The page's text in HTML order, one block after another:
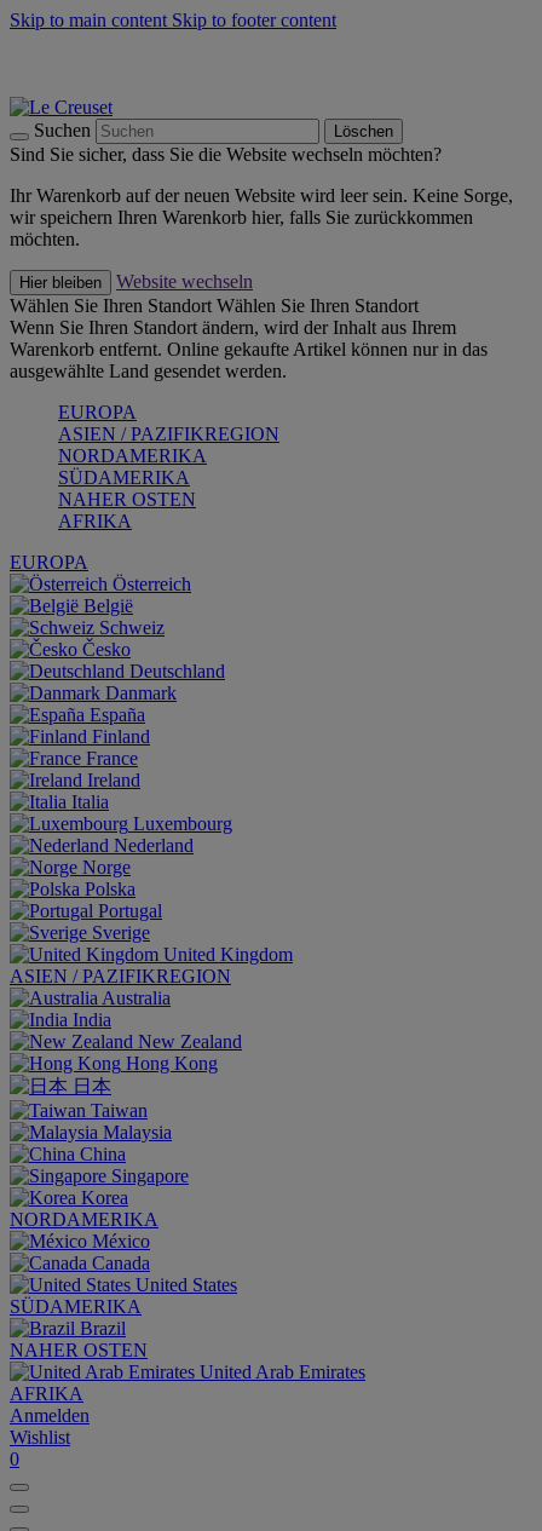
Skip to main content Skip to footer content
Suchen Löschen
Sind Sie sicher, dass Sie die Website wechseln möchten?
Ihr Warenkorb auf der neuen Website wird leer sein. Keine Sorge,
wir speichern Ihren Warenkorb hier, falls Sie zurückkommen
möchten.
Hier bleiben
Website wechseln
Wählen Sie Ihren Standort Wählen Sie Ihren Standort
Wenn Sie Ihren Standort ändern, wird der Inhalt aus Ihrem
Warenkorb entfernt. Online gekaufte Artikel können nur in das
ausgewählte Land gesendet werden.
EUROPA
ASIEN / PAZIFIKREGION
NORDAMERIKA
SÜDAMERIKA
NAHER OSTEN
AFRIKA
EUROPA
Österreich
België
Schweiz
Česko
Deutschland
Danmark
España
Finland
France
Ireland
Italia
Luxembourg
Nederland
Norge
Polska
Portugal
Sverige
United Kingdom
ASIEN / PAZIFIKREGION
Australia
India
New Zealand
Hong Kong
日本
Taiwan
Malaysia
China
Singapore
Korea
NORDAMERIKA
México
Canada
United States
SÜDAMERIKA
Brazil
NAHER OSTEN
United Arab Emirates
AFRIKA
Anmelden
Wishlist
0